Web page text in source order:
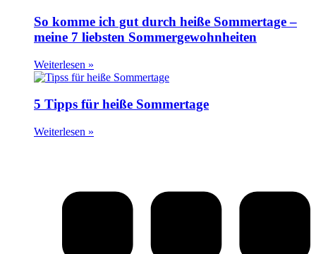
So komme ich gut durch heiße Sommertage –
meine 7 liebsten Sommergewohnheiten
Weiterlesen »
5 Tipps für heiße Sommertage
Weiterlesen »